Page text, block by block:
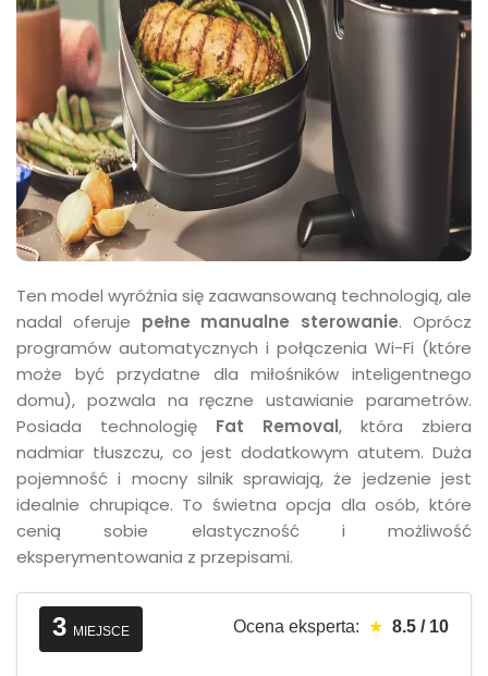
Ten model wyróżnia się zaawansowaną technologią, ale
nadal oferuje pełne manualne sterowanie. Oprócz
programów automatycznych i połączenia Wi-Fi (które
może być przydatne dla miłośników inteligentnego
domu), pozwala na ręczne ustawianie parametrów.
Posiada technologię Fat Removal, która zbiera
nadmiar tłuszczu, co jest dodatkowym atutem. Duża
pojemność i mocny silnik sprawiają, że jedzenie jest
idealnie chrupiące. To świetna opcja dla osób, które
cenią sobie elastyczność i możliwość
eksperymentowania z przepisami.
3 MIEJSCE Ocena eksperta: ★ 8.5 / 10